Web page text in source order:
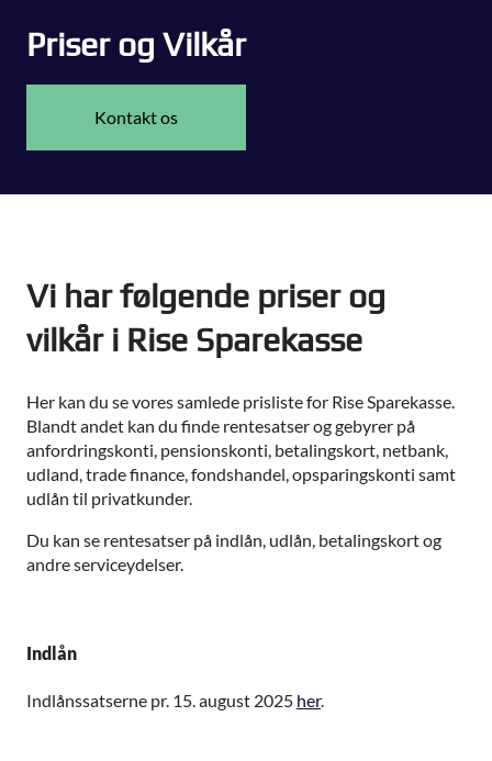
Priser og Vilkår
Kontakt os
Vi har følgende priser og
vilkår i Rise Sparekasse
Her kan du se vores samlede prisliste for Rise Sparekasse.
Blandt andet kan du finde rentesatser og gebyrer på
anfordringskonti, pensionskonti, betalingskort, netbank,
udland, trade finance, fondshandel, opsparingskonti samt
udlån til privatkunder.
Du kan se rentesatser på indlån, udlån, betalingskort og
andre serviceydelser.
Indlån
Indlånssatserne pr. 15. august 2025 her.